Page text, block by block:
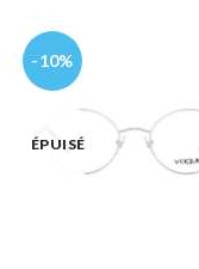
-10%
ÉPUISÉ